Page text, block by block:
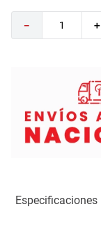
＋
－
Especificaciones